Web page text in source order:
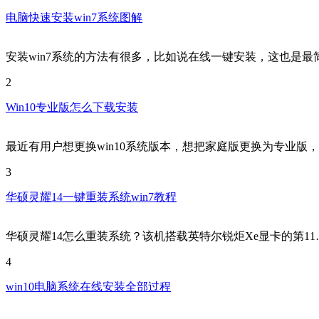
电脑快速安装win7系统图解
安装win7系统的方法有很多，比如说在线一键安装，这也是
2
Win10专业版怎么下载安装
最近有用户想更换win10系统版本，想把家庭版更换为专业版
3
华硕灵耀14一键重装系统win7教程
华硕灵耀14怎么重装系统？该机搭载英特尔锐炬Xe显卡的第
4
win10电脑系统在线安装全部过程